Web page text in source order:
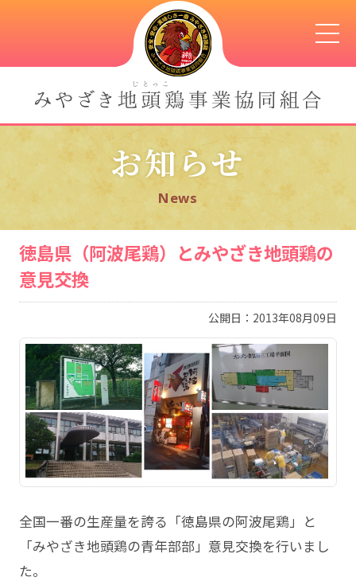
お知らせ
News
徳島県（阿波尾鶏）とみやざき地頭鶏の
意見交換
公開日：2013年08月09日
全国一番の生産量を誇る「徳島県の阿波尾鶏」と
「みやざき地頭鶏の青年部部」意見交換を行いまし
た。